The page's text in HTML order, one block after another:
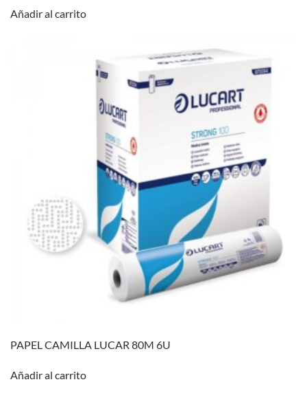
Añadir al carrito
PAPEL CAMILLA LUCAR 80M 6U
Añadir al carrito